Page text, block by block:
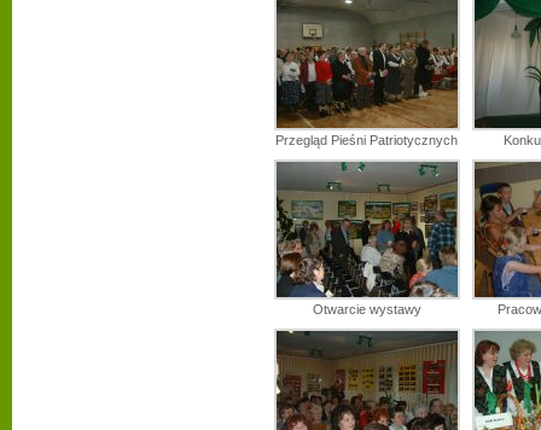
Przegląd Pieśni Patriotycznych
Otwarcie wystawy